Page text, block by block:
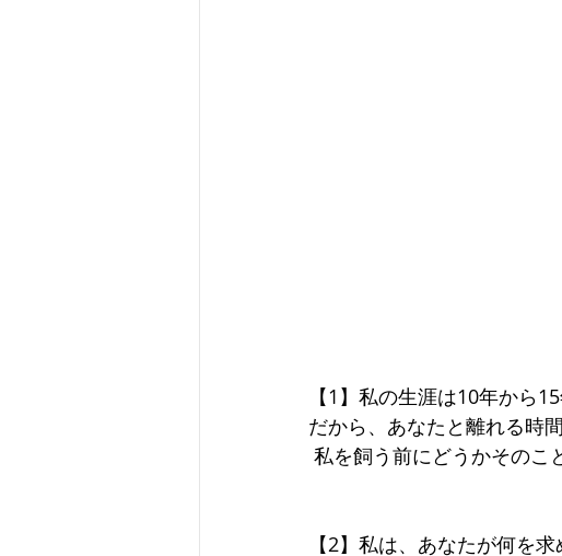
【1】私の生涯は10年から15
だから、あなたと離れる時
私を飼う前にどうかそのこ
【2】私は、あなたが何を